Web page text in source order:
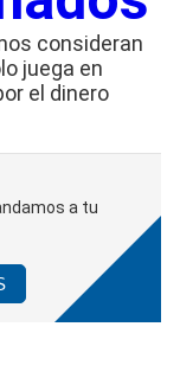
consideran
juega en
el dinero
a tu